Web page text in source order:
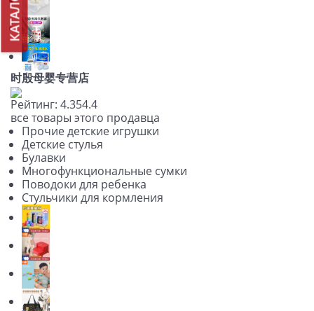
КАТАЛОГ
时殷母婴专营店
Рейтинг: 4.354.4
все товары этого продавца
Прочие детские игрушки
Детские стулья
Булавки
Многофункциональные сумки
Поводоки для ребенка
Стульчики для кормления